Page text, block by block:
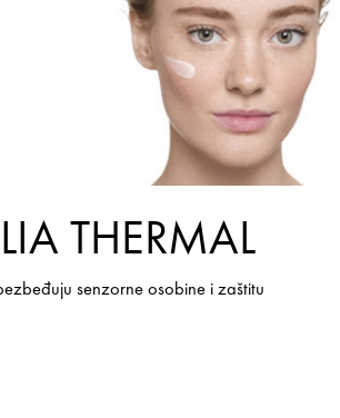
THERMAL
senzorne osobine i zaštitu